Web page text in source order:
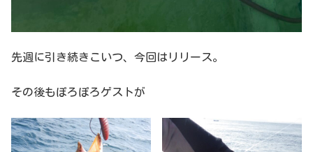
先週に引き続きこいつ、今回はリリース。
その後もぽろぽろゲストが